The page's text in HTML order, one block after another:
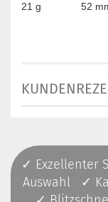
21 g 52
✓ Exzellenter
Auswahl ✓